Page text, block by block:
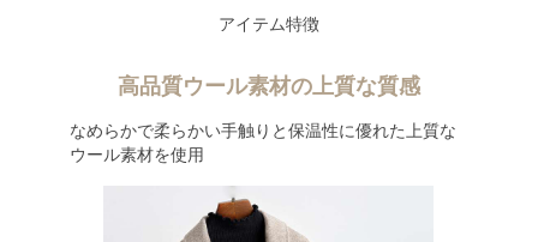
アイテム特徴
高品質ウール素材の上質な質感
なめらかで柔らかい手触りと保温性に優れた上質な
ウール素材を使用